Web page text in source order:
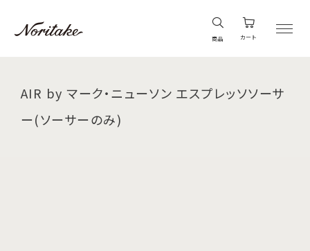
商品 カート
AIR by マーク・ニューソン エスプレッソソーサ
ー(ソーサーのみ)